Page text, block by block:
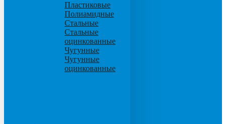
Пластиковые
Полиамидные
Стальные
Стальные
оцинкованные
Чугунные
Чугунные
оцинкованные